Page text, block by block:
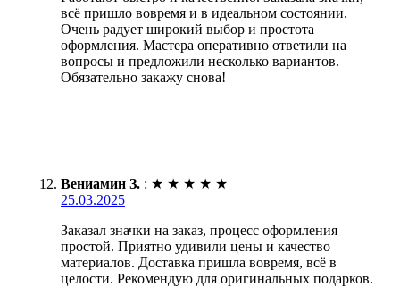
всё пришло вовремя и в идеальном состоянии.
Очень радует широкий выбор и простота
оформления. Мастера оперативно ответили на
вопросы и предложили несколько вариантов.
Обязательно закажу снова!
Вениамин З. : ★ ★ ★ ★ ★
25.03.2025
Заказал значки на заказ, процесс оформления
простой. Приятно удивили цены и качество
материалов. Доставка пришла вовремя, всё в
целости. Рекомендую для оригинальных подарков.